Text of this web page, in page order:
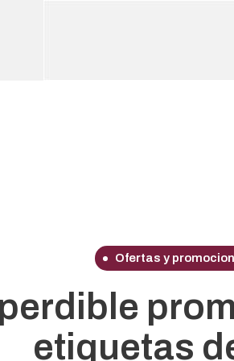
Ofertas y
etiquetas